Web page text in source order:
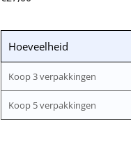
Hoeveelheid
Koop 3 verpakkingen
Koop 5 verpakkingen